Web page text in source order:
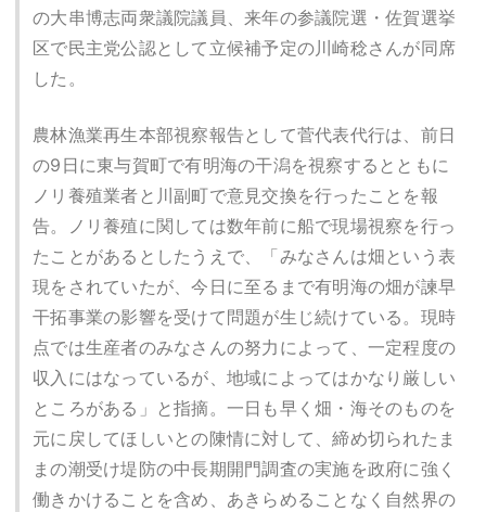
の大串博志両衆議院議員、来年の参議院選・佐賀選挙
区で民主党公認として立候補予定の川崎稔さんが同席
した。
農林漁業再生本部視察報告として菅代表代行は、前日
の9日に東与賀町で有明海の干潟を視察するとともに
ノリ養殖業者と川副町で意見交換を行ったことを報
告。ノリ養殖に関しては数年前に船で現場視察を行っ
たことがあるとしたうえで、「みなさんは畑という表
現をされていたが、今日に至るまで有明海の畑が諫早
干拓事業の影響を受けて問題が生じ続けている。現時
点では生産者のみなさんの努力によって、一定程度の
収入にはなっているが、地域によってはかなり厳しい
ところがある」と指摘。一日も早く畑・海そのものを
元に戻してほしいとの陳情に対して、締め切られたま
まの潮受け堤防の中長期開門調査の実施を政府に強く
働きかけることを含め、あきらめることなく自然界の